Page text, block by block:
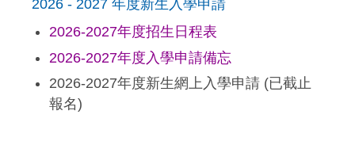
2026 - 2027 年度新生入學申請
2026-2027年度招生日程表
2026-2027年度入學申請備忘
2026-2027年度新生網上入學申請 (已截止
報名)